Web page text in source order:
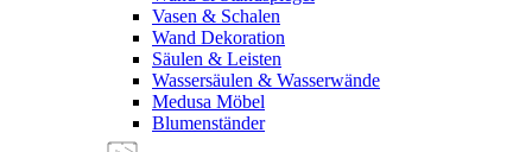
Vasen & Schalen
Wand Dekoration
Säulen & Leisten
Wassersäulen & Wasserwände
Medusa Möbel
Blumenständer